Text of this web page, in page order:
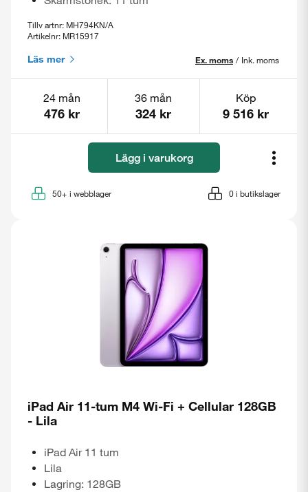
Tillv artnr: MH794KN/A
Artikelnr: MR15917
Läs mer Ex. moms / Ink. moms
24 mån
476 kr
36 mån
324 kr
Köp
9 516 kr
Lägg i varukorg
50+ i webblager 0 i butikslager
iPad Air 11-tum M4 Wi-Fi + Cellular 128GB
- Lila
iPad Air 11 tum
Lila
Lagring: 128GB